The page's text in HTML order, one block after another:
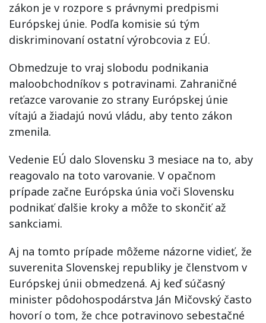
zákon je v rozpore s právnymi predpismi
Európskej únie. Podľa komisie sú tým
diskriminovaní ostatní výrobcovia z EÚ.
Obmedzuje to vraj slobodu podnikania
maloobchodníkov s potravinami. Zahraničné
reťazce varovanie zo strany Európskej únie
vítajú a žiadajú novú vládu, aby tento zákon
zmenila.
Vedenie EÚ dalo Slovensku 3 mesiace na to, aby
reagovalo na toto varovanie. V opačnom
prípade začne Európska únia voči Slovensku
podnikať ďalšie kroky a môže to skončiť až
sankciami.
Aj na tomto prípade môžeme názorne vidieť, že
suverenita Slovenskej republiky je členstvom v
Európskej únii obmedzená. Aj keď súčasný
minister pôdohospodárstva Ján Mičovský často
hovorí o tom, že chce potravinovo sebestačné